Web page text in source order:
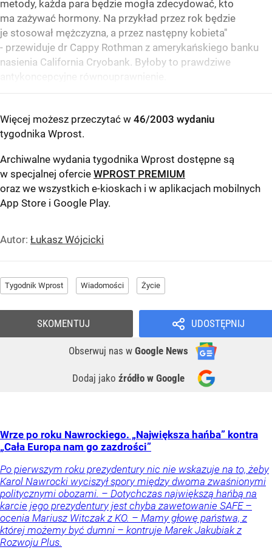
metody, każda para będzie mogła zdecydować, kto
ma zażywać hormony. Na przykład przez rok będzie
je stosował mężczyzna, a przez następny kobieta"
- przewiduje dr Cappy Rothman z amerykańskiego banku
nasienia California Cryobank. Byłoby to prawdziwe
antykoncepcyjne równouprawnienie.
Więcej możesz przeczytać w 46/2003 wydaniu
tygodnika Wprost.
Archiwalne wydania tygodnika Wprost dostępne są
w specjalnej ofercie WPROST PREMIUM
oraz we wszystkich e-kioskach i w aplikacjach mobilnych
App Store i Google Play.
Autor: Łukasz Wójcicki
Tygodnik Wprost Wiadomości Życie
UDOSTĘPNIJ
Obserwuj nas w Google News
Dodaj jako źródło w Google
SKOMENTUJ
Wrze po roku Nawrockiego. „Największa hańba” kontra
„Cała Europa nam go zazdrości”
Po pierwszym roku prezydentury nic nie wskazuje na to, żeby
Karol Nawrocki wyciszył spory między dwoma zwaśnionymi
politycznymi obozami. – Dotychczas największą hańbą na
karcie jego prezydentury jest chyba zawetowanie SAFE –
ocenia Mariusz Witczak z KO. – Mamy głowę państwa, z
której możemy być dumni – kontruje Marek Jakubiak z
Rozwoju Plus.